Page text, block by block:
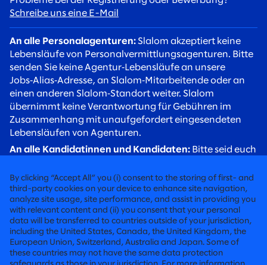
Schreibe uns eine E-Mail
An alle Personalagenturen: Slalom akzeptiert keine
Lebensläufe von Personalvermittlungsagenturen. Bitte
senden Sie keine Agentur‑Lebensläufe an unsere
Jobs‑Alias‑Adresse, an Slalom‑Mitarbeitende oder an
einen anderen Slalom‑Standort weiter. Slalom
übernimmt keine Verantwortung für Gebühren im
Zusammenhang mit unaufgefordert eingesendeten
Lebensläufen von Agenturen.
An alle Kandidatinnen und Kandidaten: Bitte seid euch
Recruiter werden euch stets über eine
@slalom.com‑E‑Mail‑Adresse kontaktieren, und wir
erheben niemals Gebühren von Kandidaten im Rahmen
unseres Einstellungsverfahrens.
BERATUNG, RADIKAL MENSCHLICH
By clicking “Accept All” you (i) consent to the storing of first- and
third-party cookies on your device to enhance site navigation,
analyze site usage, site performance, and assist in providing you
with relevant content and (ii) you consent that your personal
data will be transferred to countries outside of your jurisdiction,
including the United States, Canada, the United Kingdom, the
European Union, Switzerland, Australia and Japan. Some of
these countries may not have the same data protection